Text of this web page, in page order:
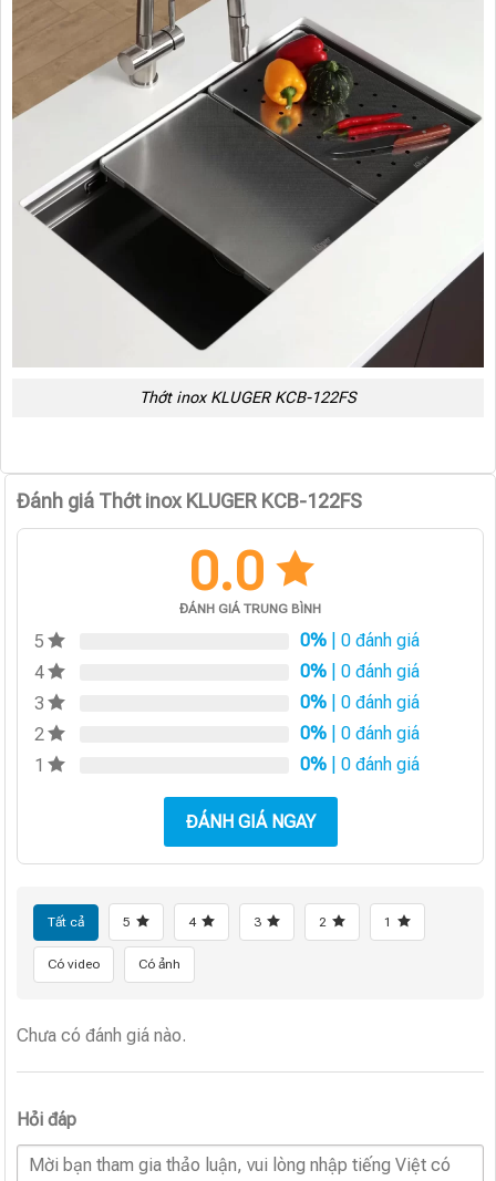
Thớt inox KLUGER KCB-122FS
Đánh giá Thớt inox KLUGER KCB-122FS
0.0
ĐÁNH GIÁ TRUNG BÌNH
5 0% | 0 đánh giá
4
0% | 0 đánh giá
3
0% | 0 đánh giá
2
0% | 0 đánh giá
1
0% | 0 đánh giá
ĐÁNH GIÁ NGAY
Tất cả 5 4 3 2 1
Có video Có ảnh
Chưa có đánh giá nào.
Hỏi đáp